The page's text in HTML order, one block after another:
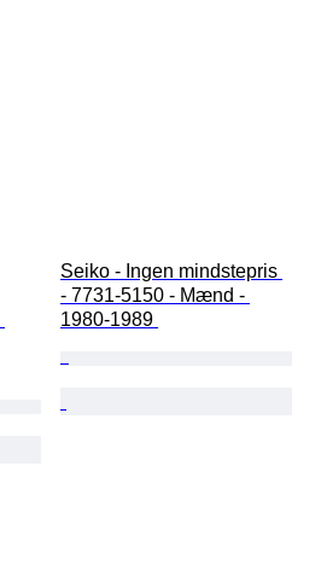
Seiko - Ingen mindstepris
- 7731-5150 - Mænd -
1980-1989